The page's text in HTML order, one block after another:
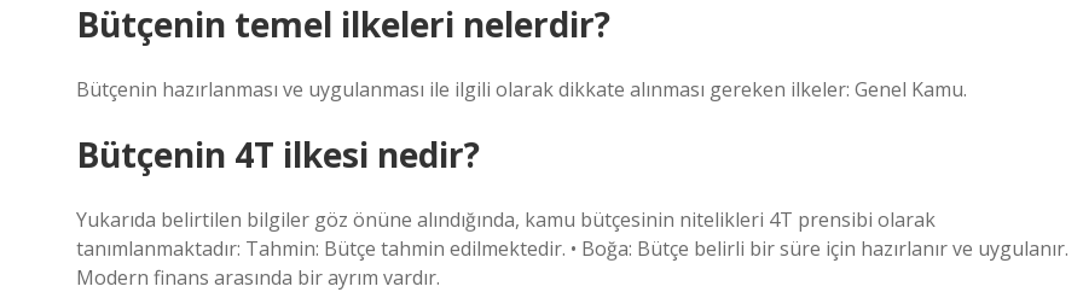
Bütçenin temel ilkeleri nelerdir?
Bütçenin hazırlanması ve uygulanması ile ilgili olarak dikkate alınması gereken ilkeler: Genel Kamu.
Bütçenin 4T ilkesi nedir?
Yukarıda belirtilen bilgiler göz önüne alındığında, kamu bütçesinin nitelikleri 4T prensibi olarak
tanımlanmaktadır: Tahmin: Bütçe tahmin edilmektedir. • Boğa: Bütçe belirli bir süre için hazırlanır ve uygulanır.
Modern finans arasında bir ayrım vardır.